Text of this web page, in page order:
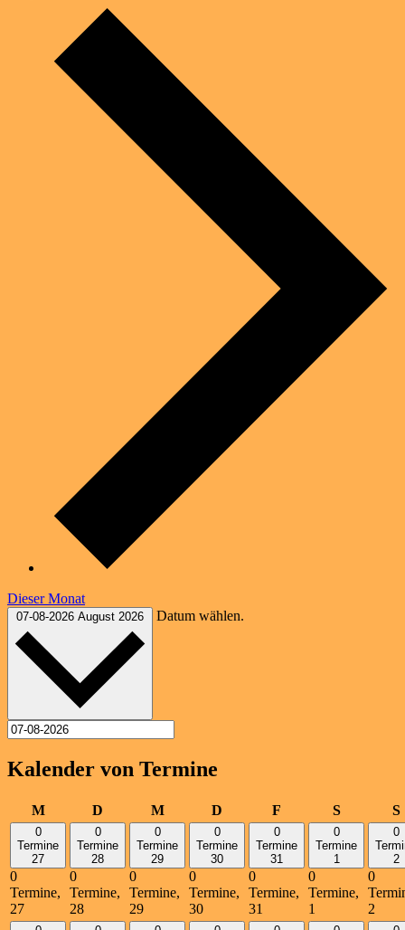
Dieser Monat
07-08-2026 August 2026 Datum wählen.
Kalender von Termine
MMontag D DienstagMMittwoch
D Donnerstag
F SSamstag S
0
Termine
27
0
Termine,
27
0
Termine
28
0
Termine,
28
0
Termine
29
0
Termine,
29
0
Termine
30
0
Termine,
30
0
Termine
31
0
Termine,
31
0
Termine
1
0
Termine,
1
0
2
0
2